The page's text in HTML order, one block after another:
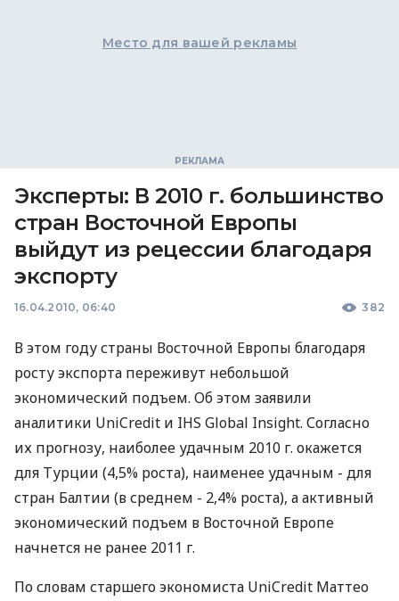
Место для вашей рекламы
Эксперты: В 2010 г. большинство
стран Восточной Европы
выйдут из рецессии благодаря
экспорту
16.04.2010, 06:40 382
В этом году страны Восточной Европы благодаря
росту экспорта переживут небольшой
экономический подъем. Об этом заявили
аналитики UniCredit и IHS Global Insight. Согласно
их прогнозу, наиболее удачным 2010 г. окажется
для Турции (4,5% роста), наименее удачным - для
стран Балтии (в среднем - 2,4% роста), а активный
экономический подъем в Восточной Европе
начнется не ранее 2011 г.
По словам старшего экономиста UniCredit Маттео